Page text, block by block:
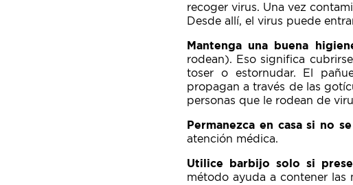
recoger virus. Una vez
Desde allí, el virus puede
Mantenga una buena
rodean). Eso significa
toser o estornudar. El
propagan a través de las
personas que le rodean de
Permanezca en casa si no
atención médica.
Utilice barbijo solo si
método ayuda a contener las